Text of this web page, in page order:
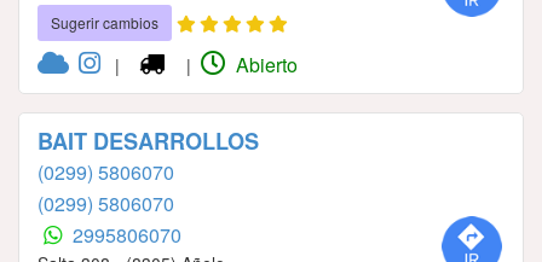
Sugerir cambios
| | Abierto
BAIT DESARROLLOS
(0299) 5806070
(0299) 5806070
2995806070